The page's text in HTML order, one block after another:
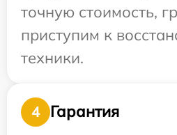
точную стоимость,
приступим к
техники.
4
Гарантия